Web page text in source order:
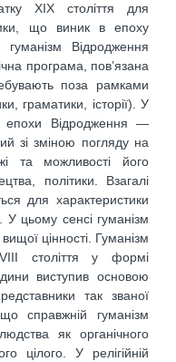
XIX століття для
що виник в епоху
Відродження
програма, пов’язана
поза рамками
граматики, історії). У
епохи Відродження —
зі зміною погляду на
та можливості його
політики. Взагалі
для характеристики
У цьому сенсі гуманізм
цінності. Гуманізм
століття у формі
виступив основою
так званої
справжній гуманізм
як органічного
цілого. У релігійній